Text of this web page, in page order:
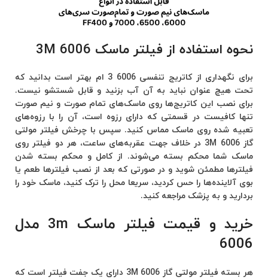
نحوه استفاده از فیلتر ماسک 6006 3M
برای نگهداری از کاتریج تنفسی 6006 3 ام بهتر است بدانید که
تحت هیچ عنوان نباید به آن آب بزنید و قابل شستشو نیست.
برای نصب این کاتریج‌ها روی ماسک‌های تمام صورت و نیم صورت
تنها کافیست در قسمتی که دارای رزوه است، آن را با رزوه‌های
تعبیه شده روی ماسک مماس کنید. سپس با چرخش فیلتر مولتی
گاز 6006 3M در خلاف جهت عقربه‌های ساعت، هر دو فیلتر روی
ماسک شما محکم بسته می‌شوند. از کامل و محکم بسته شدن
فیلتر‌ها مطمئن شوید و در صورتی که بعد از نصب فیلتر‌ها طعم یا
بوی آلاینده‌ها را حس کردید، سریعا محل را ترک کنید، ماسک خود را
بردارید و به پزشک مراجعه کنید.
خرید و قیمت فیلتر ماسک 3m مدل
6006
هر بسته فیلتر مولتی گاز 6006 3M دارای یک جفت فیلتر است که